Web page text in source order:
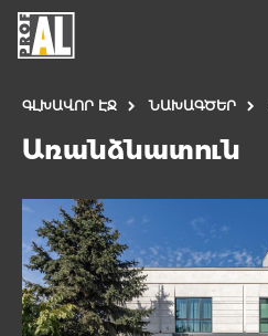
ԴՌՆԵՐ
ԳԼԽԱՎՈՐ ԷՋ ՆԱԽԱԳԾԵՐ
Առանձնատուն